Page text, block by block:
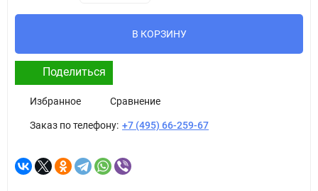
В КОРЗИНУ
Поделиться
Избранное Сравнение
Заказ по телефону: +7 (495) 66-259-67